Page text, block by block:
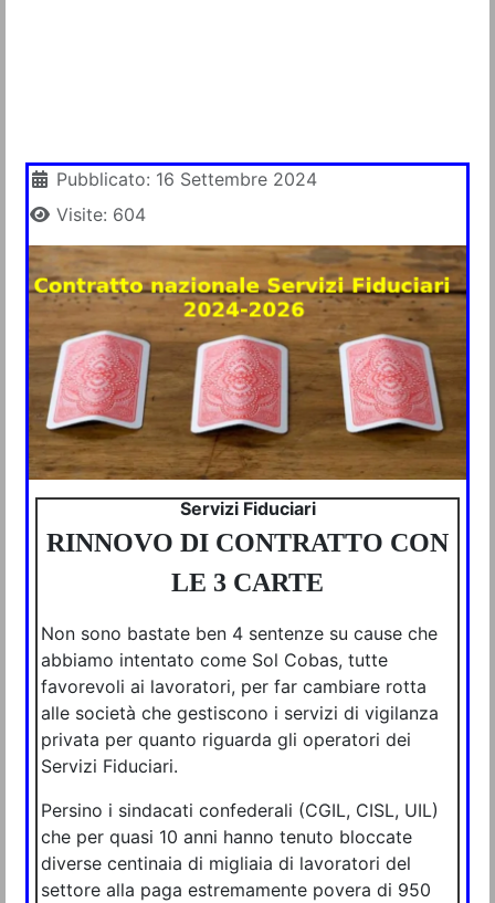
Dettagli
Pubblicato: 16 Settembre 2024
Visite: 604
Servizi Fiduciari
RINNOVO DI CONTRATTO CON
LE 3 CARTE
Non sono bastate ben 4 sentenze su cause che
abbiamo intentato come Sol Cobas, tutte
favorevoli ai lavoratori, per far cambiare rotta
alle società che gestiscono i servizi di vigilanza
privata per quanto riguarda gli operatori dei
Servizi Fiduciari.
Persino i sindacati confederali (CGIL, CISL, UIL)
che per quasi 10 anni hanno tenuto bloccate
diverse centinaia di migliaia di lavoratori del
settore alla paga estremamente povera di 950